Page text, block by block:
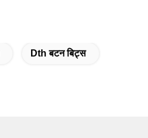
Dth बटन बिट्स